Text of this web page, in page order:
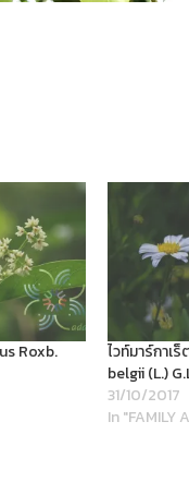
Roxb.
ไวท์มาร์กาเ
belgii (L.)
31/10/2017
In "FAMILY